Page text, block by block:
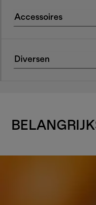
Accessoires
Diversen